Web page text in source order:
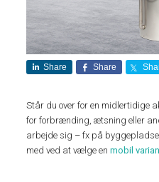
Share Share
Står du over for en midlertidige
for forbrænding, ætsning eller
arbejde sig – fx på
med ved at vælge enmobil